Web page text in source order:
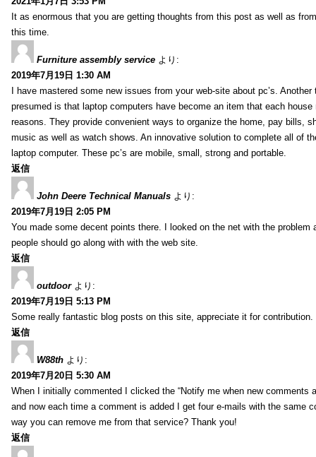
It as enormous that you are getting thoughts from this post as well as
this time.
Furniture assembly service より:
2019年7月19日 1:30 AM
I have mastered some new issues from your web-site about pc’s. Another
presumed is that laptop computers have become an item that each
reasons. They provide convenient ways to organize the home, pay bills,
music as well as watch shows. An innovative solution to complete all of
laptop computer. These pc’s are mobile, small, strong and portable.
返信
John Deere Technical Manuals より:
2019年7月19日 2:05 PM
You made some decent points there. I looked on the net with the problem
people should go along with with the web site.
返信
outdoor より:
2019年7月19日 5:13 PM
Some really fantastic blog posts on this site, appreciate it for contribution.
返信
W88th より:
2019年7月20日 5:30 AM
When I initially commented I clicked the “Notify me when new comments
and now each time a comment is added I get four e-mails with the same
way you can remove me from that service? Thank you!
返信